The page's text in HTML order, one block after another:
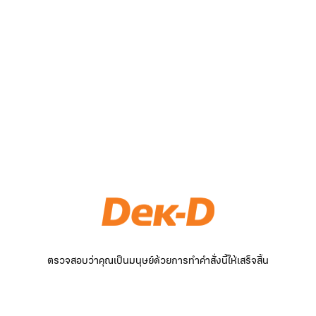
ตรวจสอบว่าคุณเป็นมนุษย์ด้วยการทำคำสั่งนี้ให้เสร็จสิ้น